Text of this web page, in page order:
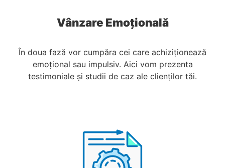
Vânzare Emoțională
În doua fază vor cumpăra cei care achiziționează
emoțional sau impulsiv. Aici vom prezenta
testimoniale și studii de caz ale clienților tăi.